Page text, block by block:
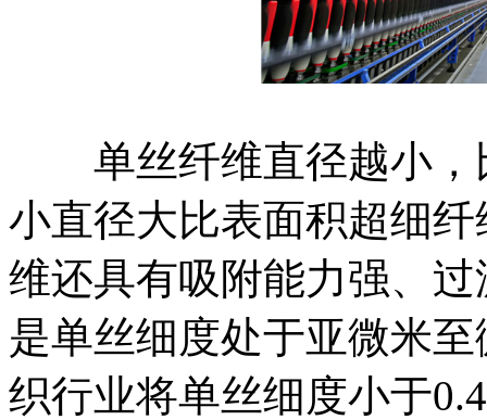
单丝纤维直径越小，
小直径大比表面积超细
维还具有吸附能力强、
是单丝细度处于亚微米
织行业将单丝细度小于